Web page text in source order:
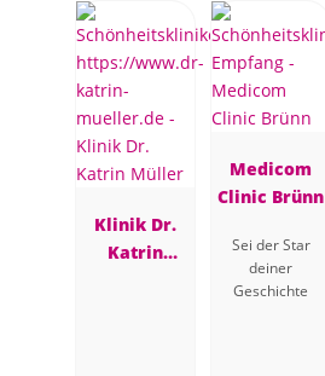
Klinik Dr.
Katrin
Medicom
Clinic Brünn
Sei der Star
deiner
Geschichte